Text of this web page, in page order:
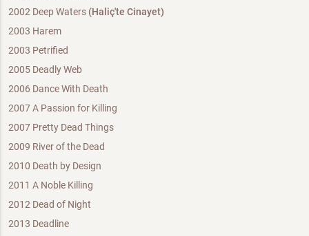
2002 Deep Waters(Haliç'te Cinayet)
2003 Harem
2003 Petrified
2005 Deadly Web
2006 Dance With Death
2007 A Passion for Killing
2007 Pretty Dead Things
2009 River of the Dead
2010 Death by Design
2011 A Noble Killing
2012 Dead of Night
2013 Deadline